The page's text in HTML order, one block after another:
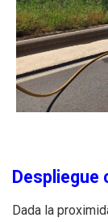
Despliegue
Dada la